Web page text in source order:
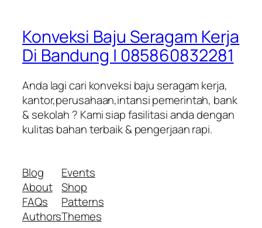
Konveksi Baju Seragam Kerja
Di Bandung | 085860832281
Anda lagi cari konveksi baju seragam kerja,
kantor,perusahaan,intansi pemerintah, bank
& sekolah ? Kami siap fasilitasi anda dengan
kulitas bahan terbaik & pengerjaan rapi.
Blog
About
FAQs
Authors
Events
Shop
Patterns
Themes